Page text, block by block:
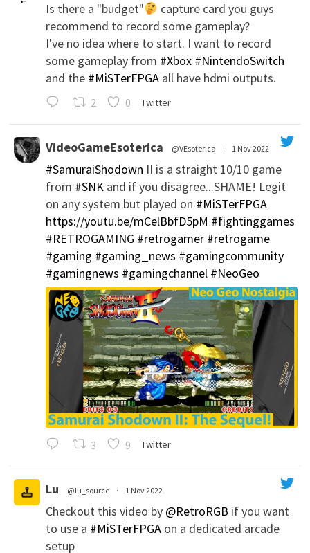
Is there a "budget"
capture card you guys
recommend to record some gameplay?
I've no idea where to start. I want to record
some gameplay from #Xbox #NintendoSwitch
and the #MiSTerFPGAall have hdmi outputs.
2 0 Twitter
VideoGameEsoterica @VEsoterica · 1 Nov 2022
#SamuraiShodown II is a straight 10/10 game
from #SNKand if you disagree...SHAME! Legit
on any system but played on #MiSTerFPGA
https://youtu.be/mCelBbfD5pM #fightinggames
#RETROGAMING #retrogamer #retrogame
#gaming #gaming_news #gamingcommunity
#gamingnews #gamingchannel #NeoGeo
3 9 Twitter
Lu @lu_source · 1 Nov 2022
Checkout this video by @RetroRGB if you want
to use a #MiSTerFPGAon a dedicated arcade
setup